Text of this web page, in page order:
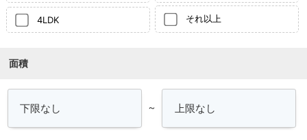
4LDK それ以上
面積
～